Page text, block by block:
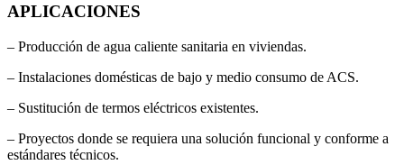
APLICACIONES
– Producción de agua caliente sanitaria en viviendas.
– Instalaciones domésticas de bajo y medio consumo de ACS.
– Sustitución de termos eléctricos existentes.
– Proyectos donde se requiera una solución funcional y conforme a
estándares técnicos.